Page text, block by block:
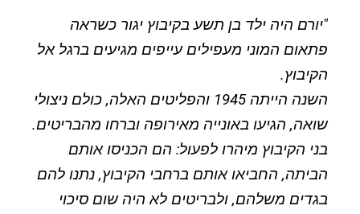
"יורם היה ילד בן תשע בקיבוץ יגור כשראה
פתאום המוני מעפילים עייפים מגיעים ברגל אל
הקיבוץ.
השנה הייתה 1945 והפליטים האלה, כולם ניצולי
שואה, הגיעו באונייה מאירופה וברחו מהבריטים.
בני הקיבוץ מיהרו לפעול: הם הכניסו אותם
הביתה, החביאו אותם ברחבי הקיבוץ, נתנו להם
בגדים משלהם, ולבריטים לא היה שום סיכוי